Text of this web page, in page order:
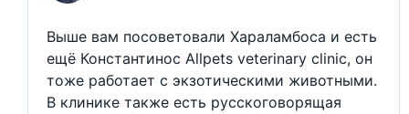
Выше вам посоветовали Хараламбоса и есть
ещё Константинос Allpets veterinary clinic, он
тоже работает с экзотическими животными.
В клинике также есть русскоговорящая